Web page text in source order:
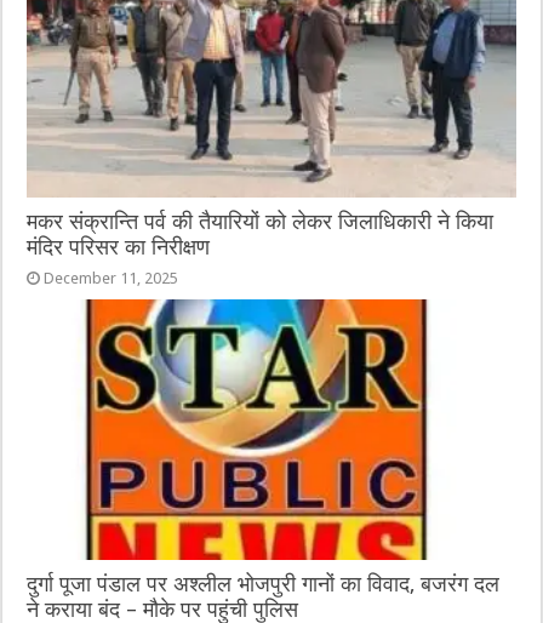
मकर संक्रान्ति पर्व की तैयारियों को लेकर जिलाधिकारी ने किया
मंदिर परिसर का निरीक्षण
December 11, 2025
दुर्गा पूजा पंडाल पर अश्लील भोजपुरी गानों का विवाद, बजरंग दल
ने कराया बंद – मौके पर पहुंची पुलिस